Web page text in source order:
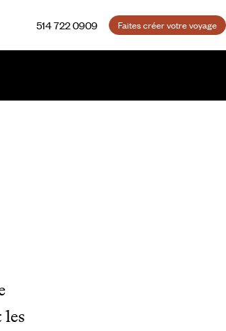
514 722 0909 Faites créer votre voyage